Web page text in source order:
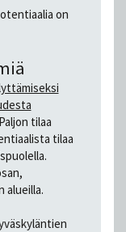
on
Paljon tilaa
tilaa
alueilla.